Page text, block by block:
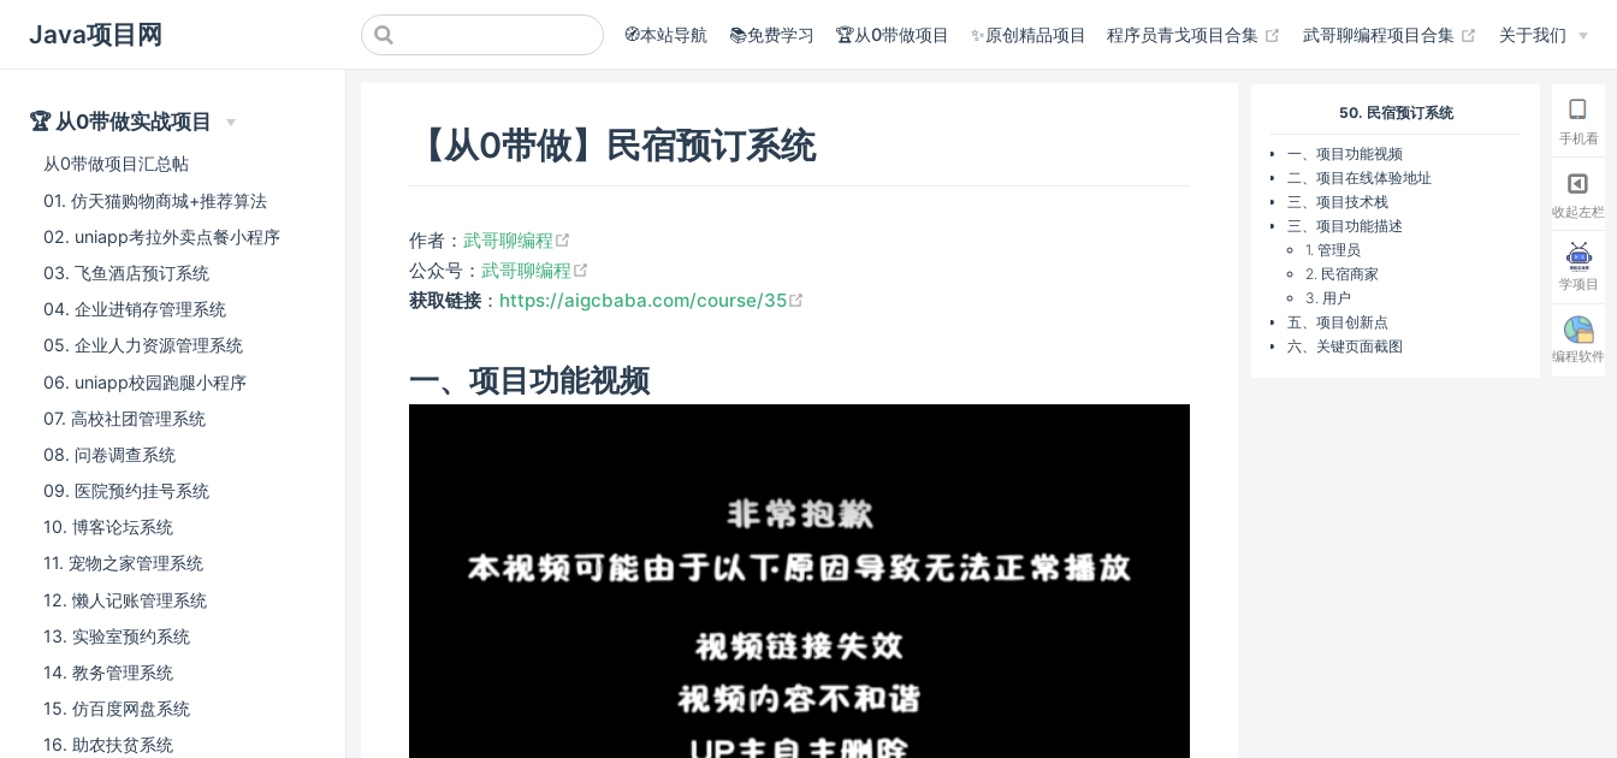
Java项目网 🧭本站导航 📚免费学习 🏆从0带做项目 ✨原创精品项目 程序员青戈项目合集 (opens new window)
武哥聊编程项目合集 (opens new
关于我们
🏆 从0带做实战项目
从0带做项目汇总帖
01. 仿天猫购物商城+推荐算法
02. uniapp考拉外卖点餐小程序
03. 飞鱼酒店预订系统
04. 企业进销存管理系统
05. 企业人力资源管理系统
06. uniapp校园跑腿小程序
07. 高校社团管理系统
08. 问卷调查系统
09. 医院预约挂号系统
10. 博客论坛系统
11. 宠物之家管理系统
12. 懒人记账管理系统
13. 实验室预约系统
14. 教务管理系统
15. 仿百度网盘系统
16. 助农扶贫系统
【从0带做】民宿预订系统
作者： 武哥聊编程
公众号： 武哥聊编程
获取链接： https://aigcbaba.com/course/35
一、项目功能视频
50. 民宿预订系统
一、项目功能视频
二、项目在线体验地址
三、项目技术栈
三、项目功能描述
1. 管理员
2. 民宿商家
3. 用户
五、项目创新点
六、关键页面截图
手机看
收起左栏
学项目
编程软件